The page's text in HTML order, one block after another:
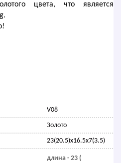
цвета, что является
V08
Золото
23(20.5)x16.5x7(3.5)
длина - 23 (